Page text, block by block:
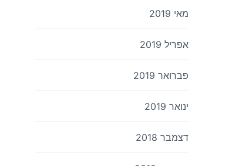
מאי 2019
אפריל 2019
פברואר 2019
ינואר 2019
דצמבר 2018